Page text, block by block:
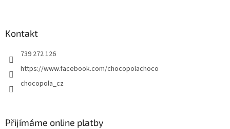
Kontakt
739 272 126
https://www.facebook.com/chocopolachoco
chocopola_cz
Přijímáme online platby